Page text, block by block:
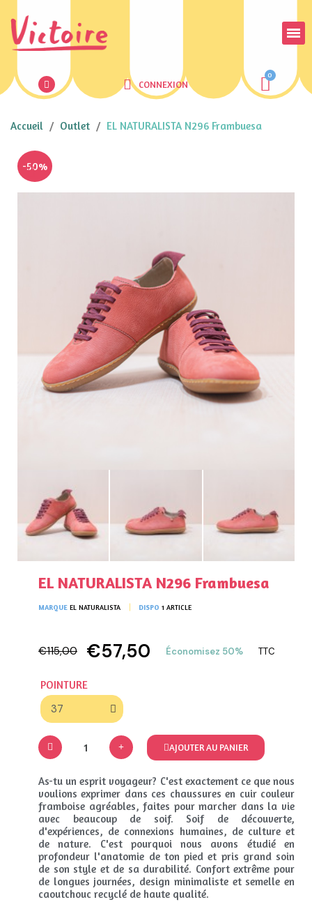
CONNEXION
Accueil Outlet EL NATURALISTA N296 Frambuesa
-50%
EL NATURALISTA N296 Frambuesa
MARQUE EL NATURALISTA DISPO 1 ARTICLE
€115,00 €57,50 Économisez 50% TTC
POINTURE
AJOUTER AU PANIER
As-tu un esprit voyageur? C'est exactement ce que nous
voulions exprimer dans ces chaussures en cuir couleur
framboise agréables, faites pour marcher dans la vie
avec beaucoup de soif. Soif de découverte,
d'expériences, de connexions humaines, de culture et
de nature. C'est pourquoi nous avons étudié en
profondeur l'anatomie de ton pied et pris grand soin
de son style et de sa durabilité. Confort extrême pour
de longues journées, design minimaliste et semelle en
caoutchouc recyclé de haute qualité.